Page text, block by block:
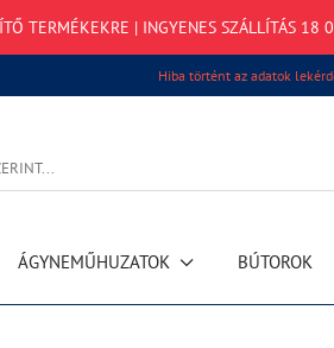
TERMÉKEKRE | INGYENES SZÁLLÍTÁS 18
Hiba történt az adatok
ÁGYNEMŰHUZATOK BÚTOROK